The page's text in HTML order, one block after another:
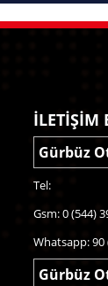
İLETİŞİM
Gürbüz
Tel:
Gsm: 0 (544)
Whatsapp: 90
Gürbüz